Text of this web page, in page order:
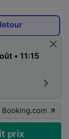
Booking.com
prix